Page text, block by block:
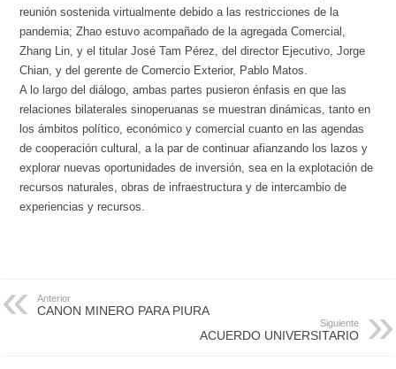
reunión sostenida virtualmente debido a las restricciones de la
pandemia; Zhao estuvo acompañado de la agregada Comercial,
Zhang Lin, y el titular José Tam Pérez, del director Ejecutivo, Jorge
Chian, y del gerente de Comercio Exterior, Pablo Matos.
A lo largo del diálogo, ambas partes pusieron énfasis en que las
relaciones bilaterales sinoperuanas se muestran dinámicas, tanto en
los ámbitos político, económico y comercial cuanto en las agendas
de cooperación cultural, a la par de continuar afianzando los lazos y
explorar nuevas oportunidades de inversión, sea en la explotación de
recursos naturales, obras de infraestructura y de intercambio de
experiencias y recursos.
Anterior
CANON MINERO PARA PIURA
Siguiente
ACUERDO UNIVERSITARIO